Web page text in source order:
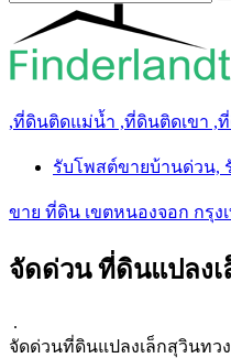
,ที่ดินติดแม่น้ำ ,ที่ดินติดเขา ,
รับโพสต์ขายบ้านด่วน,
ขาย ที่ดิน เขตหนองจอก กรุง
จัดด่วน ที่ดินแปลงเ
.
จัดด่วนที่ดินแปลงเล็กสุวินทว